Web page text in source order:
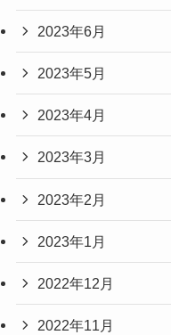
2023年6月
2023年5月
2023年4月
2023年3月
2023年2月
2023年1月
2022年12月
2022年11月